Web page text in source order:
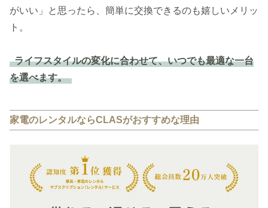
がいい」と思ったら、簡単に交換できるのも嬉しいメリッ
ト。
ライフスタイルの変化に合わせて、いつでも最適な一台
を選べます。
家電のレンタルならCLASがおすすめな理由